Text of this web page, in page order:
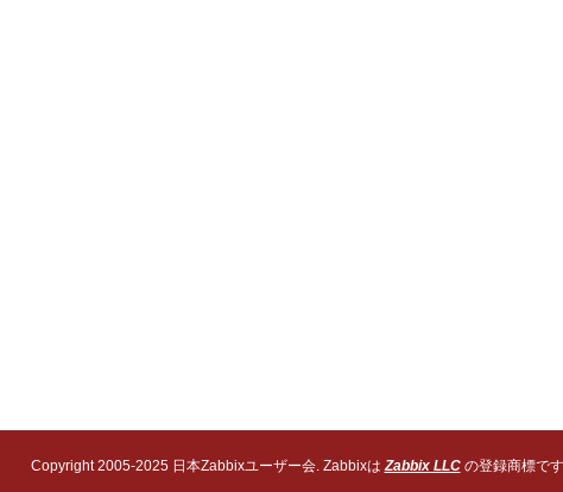
Copyright 2005-2025 日本Zabbixユーザー会. ZabbixはZabbix LLCの登録商標です